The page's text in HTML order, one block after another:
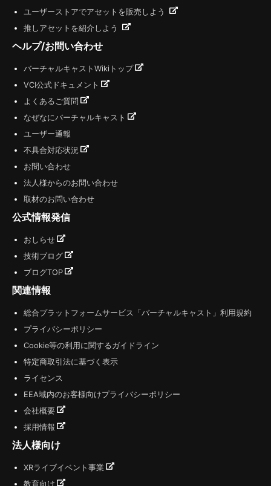
ユーザーストアでアセットを販売しよう
推しアセットを紹介しよう
ヘルプ/お問い合わせ
バーチャルキャストWikiトップ
VCI公式ドキュメント
よくあるご質問
なぜなにバーチャルキャスト
ユーザー通報
不具合対応状況
お問い合わせ
法人様からのお問い合わせ
取材のお問い合わせ
公式情報発信
おしらせ
技術ブログ
ブログTOP
関連情報
総合プラットフォームサービス「バーチャルキャスト」利用規約
プライバシーポリシー
Cookie等の利用に関するガイドライン
特定商取引法に基づく表示
ライセンス
EEA域内のお客様向けプライバシーポリシー
会社概要
採用情報
法人様向け
XRライブイベント事業
教育向け